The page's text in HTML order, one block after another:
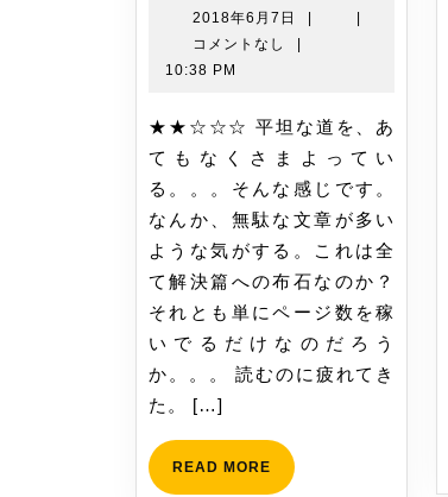
証
４
を
読
み
ま
し
た
2018年6月7日
2018
7
日
|
|
コメントなし
|
10:38 PM
★★☆☆☆ 平坦な道を、あ
てもなくさまよってい
る。。。そんな感じです。
なんか、無駄な文章が多い
ような気がする。これは全
て解決篇への布石なのか？
それとも単にページ数を稼
いでるだけなのだろう
か。。。 読むのに疲れてき
た。 […]
READ MORE READ
MORE